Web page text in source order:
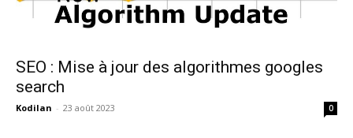
SEO : Mise à jour des algorithmes googles
search
Kodilan - 23 août 2023 0